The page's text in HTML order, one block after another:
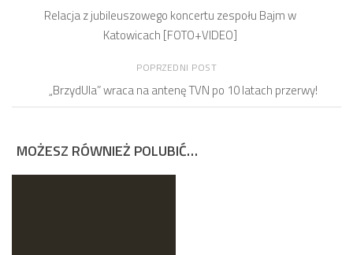
Relacja z jubileuszowego koncertu zespołu Bajm w
Katowicach [FOTO+VIDEO]
POPRZEDNI POST
„BrzydUla” wraca na antenę TVN po 10 latach przerwy!
MOŻESZ RÓWNIEŻ POLUBIĆ…